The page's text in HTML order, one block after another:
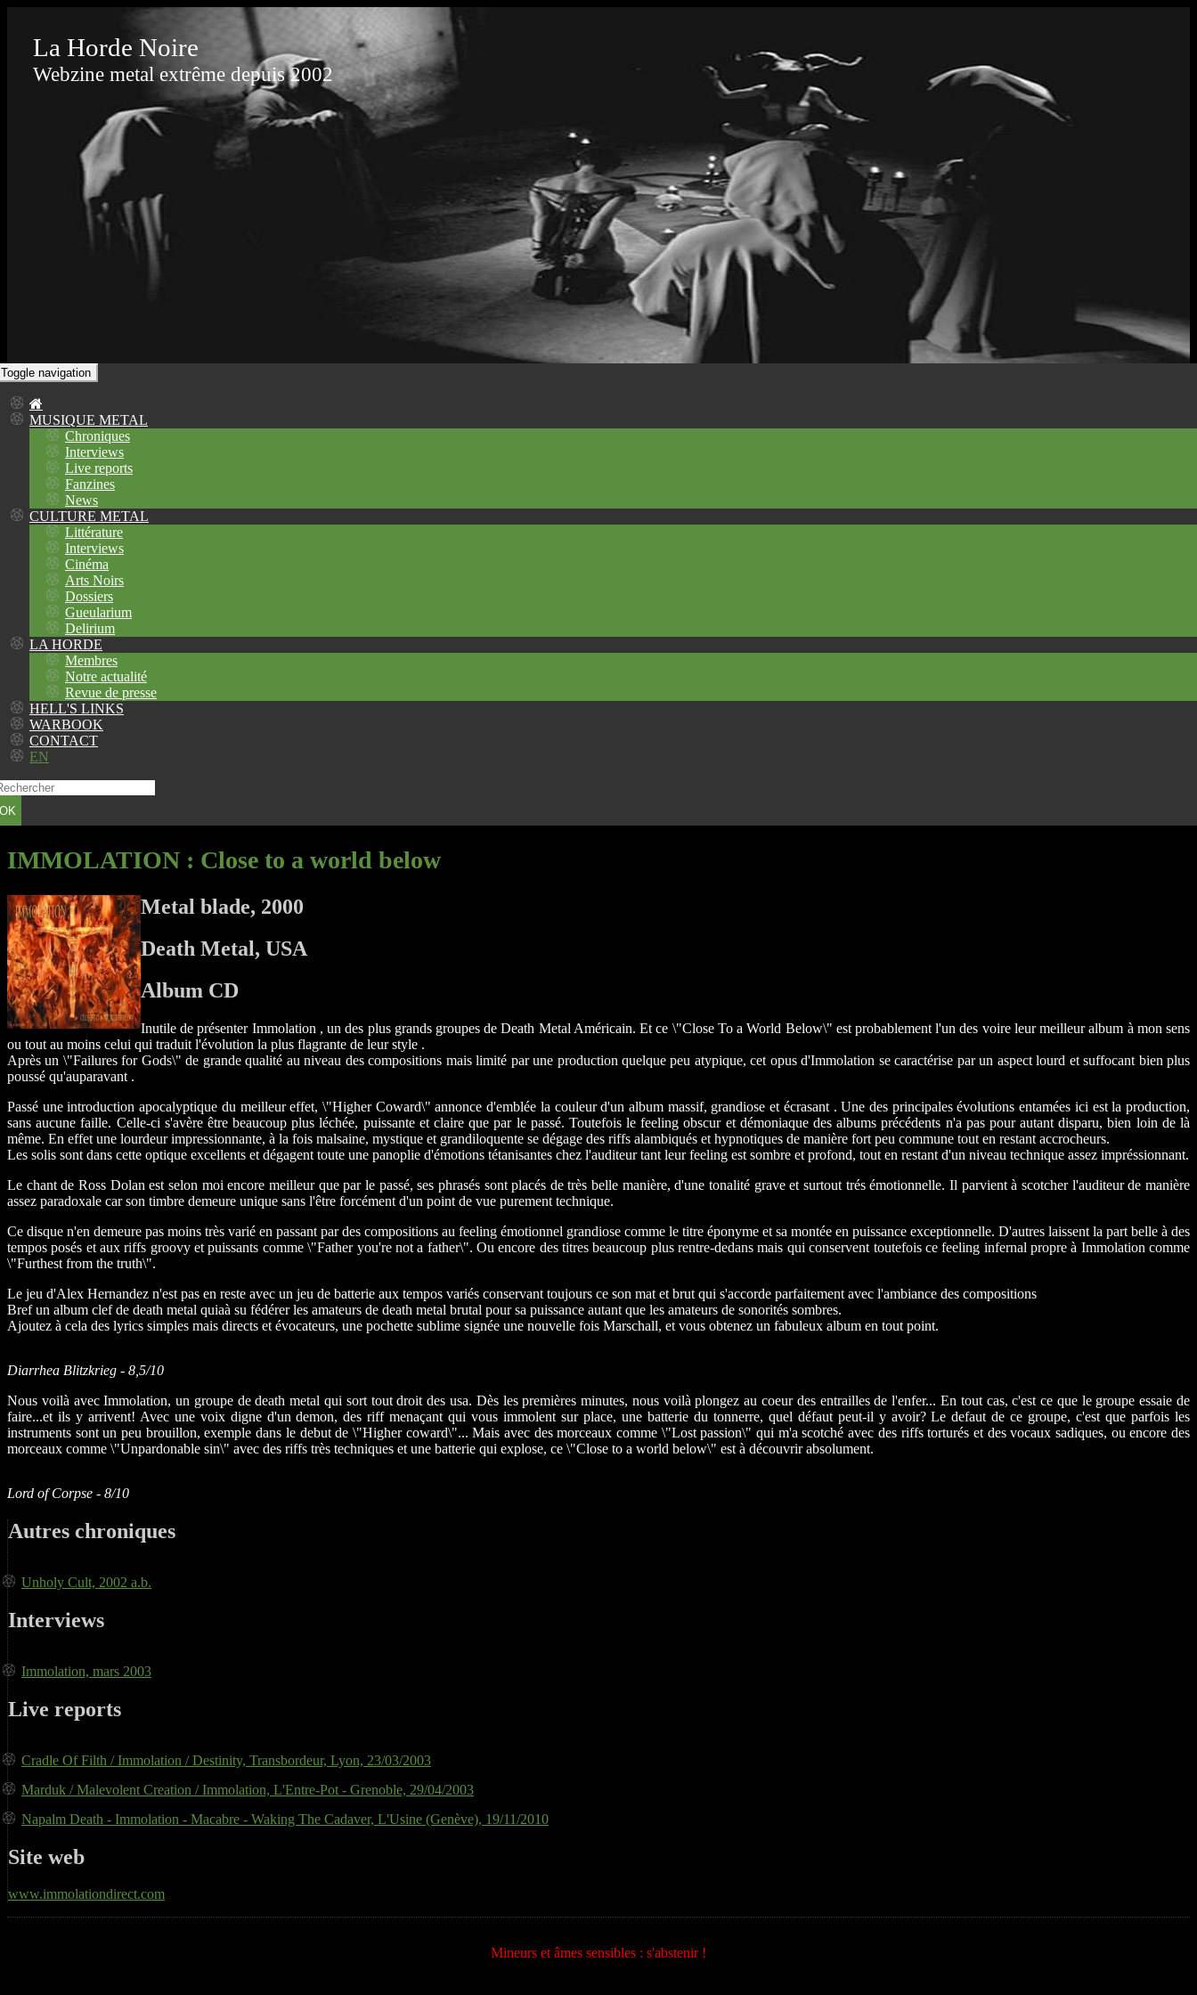
La Horde Noire
Webzine metal extrême depuis 2002
Toggle navigation
MUSIQUE METAL
Chroniques
Interviews
Live reports
Fanzines
News
CULTURE METAL
Littérature
Interviews
Cinéma
Arts Noirs
Dossiers
Gueularium
Delirium
LA HORDE
Membres
Notre actualité
Revue de presse
HELL'S LINKS
WARBOOK
CONTACT
EN
OK
IMMOLATION : Close to a world below
Metal blade, 2000
Death Metal, USA
Album CD
Inutile de présenter Immolation , un des plus grands groupes de Death Metal Américain. Et ce \"Close To a World Below\" est probablement l'un des voire leur meilleur album à mon sens
ou tout au moins celui qui traduit l'évolution la plus flagrante de leur style .
Après un \"Failures for Gods\" de grande qualité au niveau des compositions mais limité par une production quelque peu atypique, cet opus d'Immolation se caractérise par un aspect lourd et suffocant bien plus
poussé qu'auparavant .
Passé une introduction apocalyptique du meilleur effet, \"Higher Coward\" annonce d'emblée la couleur d'un album massif, grandiose et écrasant . Une des principales évolutions entamées ici est la production,
sans aucune faille. Celle-ci s'avère être beaucoup plus léchée, puissante et claire que par le passé. Toutefois le feeling obscur et démoniaque des albums précédents n'a pas pour autant disparu, bien loin de là
même. En effet une lourdeur impressionnante, à la fois malsaine, mystique et grandiloquente se dégage des riffs alambiqués et hypnotiques de manière fort peu commune tout en restant accrocheurs.
Les solis sont dans cette optique excellents et dégagent toute une panoplie d'émotions tétanisantes chez l'auditeur tant leur feeling est sombre et profond, tout en restant d'un niveau technique assez impréssionnant.
Le chant de Ross Dolan est selon moi encore meilleur que par le passé, ses phrasés sont placés de très belle manière, d'une tonalité grave et surtout trés émotionnelle. Il parvient à scotcher l'auditeur de manière
assez paradoxale car son timbre demeure unique sans l'être forcément d'un point de vue purement technique.
Ce disque n'en demeure pas moins très varié en passant par des compositions au feeling émotionnel grandiose comme le titre éponyme et sa montée en puissance exceptionnelle. D'autres laissent la part belle à des
tempos posés et aux riffs groovy et puissants comme \"Father you're not a father\". Ou encore des titres beaucoup plus rentre-dedans mais qui conservent toutefois ce feeling infernal propre à Immolation comme
\"Furthest from the truth\".
Le jeu d'Alex Hernandez n'est pas en reste avec un jeu de batterie aux tempos variés conservant toujours ce son mat et brut qui s'accorde parfaitement avec l'ambiance des compositions
Bref un album clef de death metal quiaà su fédérer les amateurs de death metal brutal pour sa puissance autant que les amateurs de sonorités sombres.
Ajoutez à cela des lyrics simples mais directs et évocateurs, une pochette sublime signée une nouvelle fois Marschall, et vous obtenez un fabuleux album en tout point.
Diarrhea Blitzkrieg - 8,5/10
Nous voilà avec Immolation, un groupe de death metal qui sort tout droit des usa. Dès les premières minutes, nous voilà plongez au coeur des entrailles de l'enfer... En tout cas, c'est ce que le groupe essaie de
faire...et ils y arrivent! Avec une voix digne d'un demon, des riff menaçant qui vous immolent sur place, une batterie du tonnerre, quel défaut peut-il y avoir? Le defaut de ce groupe, c'est que parfois les
instruments sont un peu brouillon, exemple dans le debut de \"Higher coward\"... Mais avec des morceaux comme \"Lost passion\" qui m'a scotché avec des riffs torturés et des vocaux sadiques, ou encore des
morceaux comme \"Unpardonable sin\" avec des riffs très techniques et une batterie qui explose, ce \"Close to a world below\" est à découvrir absolument.
Lord of Corpse - 8/10
Autres chroniques
Unholy Cult, 2002 a.b.
Interviews
Immolation, mars 2003
Live reports
Cradle Of Filth / Immolation / Destinity, Transbordeur, Lyon, 23/03/2003
Marduk / Malevolent Creation / Immolation, L'Entre-Pot - Grenoble, 29/04/2003
Napalm Death - Immolation - Macabre - Waking The Cadaver, L'Usine (Genève), 19/11/2010
Site web
www.immolationdirect.com
Mineurs et âmes sensibles : s'abstenir !